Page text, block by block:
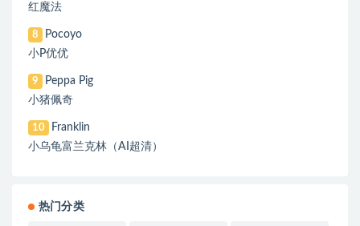
红魔法
8
Pocoyo
小P优优
9
Peppa Pig
小猪佩奇
10
Franklin
小乌龟富兰克林（AI超清）
热门分类